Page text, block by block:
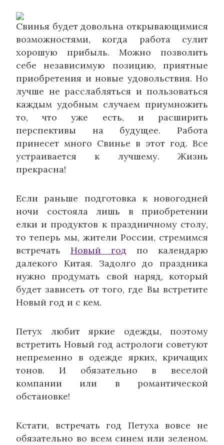
Свинья будет довольна открывающимися
возможностями, когда работа сулит
хорошую прибыль. Можно позволить
себе независимую позицию, приятные
приобретения и новые удовольствия. Но
лучше не расслабляться и пользоваться
каждым удобным случаем приумножить
то, что уже есть, и расширить
перспективы на будущее. Работа
принесет много Свинье в этот год. Все
устраивается к лучшему. Жизнь
прекрасна!
Если раньше подготовка к новогодней
ночи состояла лишь в приобретении
елки и продуктов к праздничному столу,
то теперь мы, жители России, стремимся
встречать Новый год по календарю
далекого Китая. Задолго до праздника
нужно продумать свой наряд, который
будет зависеть от того, где Вы встретите
Новый год и с кем.
Петух любит яркие одежды, поэтому
встретить Новый год астрологи советуют
непременно в одежде ярких, кричащих
тонов. И обязательно в веселой
компании или в романтической
обстановке!
Кстати, встречать год Петуха вовсе не
обязательно во всем синем или зеленом.